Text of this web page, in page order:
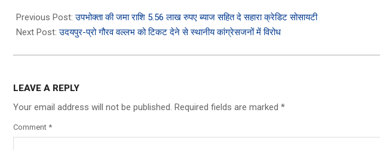
11-
01
Previous Post:उपभोक्ता की जमा राशि 5.56 लाख रुपए ब्याज सहित दे सहारा क्रेडिट सोसायटी
Next Post:उदयपुर-प्रो गौरव वल्लभ को टिकट देने से स्थानीय कांग्रेसजनों में विरोध
LEAVE A REPLY
Your email address will not be published. Required fields are marked *
Comment *